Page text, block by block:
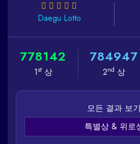
Daegu Lotto
778142
1st상
784947
2nd 상
모든 결과 보기
특별상 & 위로